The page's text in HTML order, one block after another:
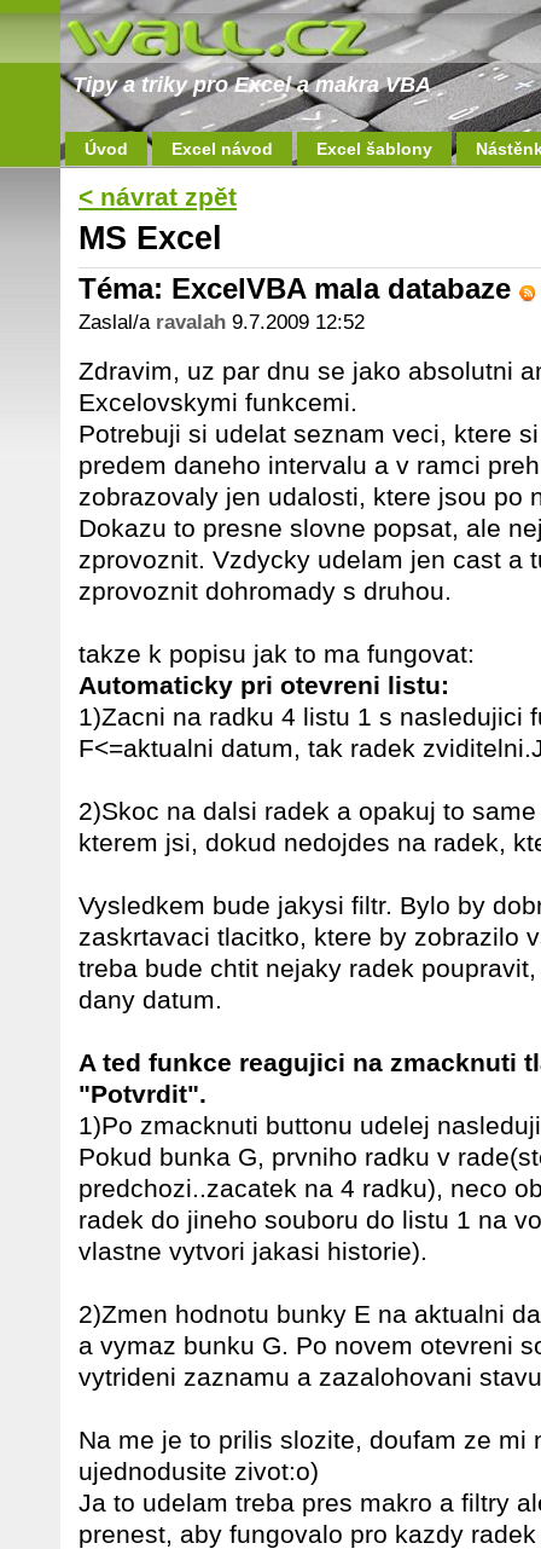
Tipy a triky pro Excel a makra VBA
Úvod Excel návod Excel šablony
< návrat zpět
MS Excel
Téma: ExcelVBA mala databaze
Zaslal/a ravalah 9.7.2009 12:52
Zdravim, uz par dnu se jako absolutni
Excelovskymi funkcemi.
Potrebuji si udelat seznam veci, ktere
predem daneho intervalu a v ramci
zobrazovaly jen udalosti, ktere jsou po
Dokazu to presne slovne popsat, ale
zprovoznit. Vzdycky udelam jen cast a
zprovoznit dohromady s druhou.
takze k popisu jak to ma fungovat:
Automaticky pri otevreni listu:
1)Zacni na radku 4 listu 1 s nasledujici
F<=aktualni datum, tak radek
2)Skoc na dalsi radek a opakuj to
kterem jsi, dokud nedojdes na radek,
Vysledkem bude jakysi filtr. Bylo by
zaskrtavaci tlacitko, ktere by zobrazilo
treba bude chtit nejaky radek
dany datum.
A ted funkce reagujici na zmacknuti
"Potvrdit".
1)Po zmacknuti buttonu udelej
Pokud bunka G, prvniho radku v
predchozi..zacatek na 4 radku), neco
radek do jineho souboru do listu 1 na
vlastne vytvori jakasi historie).
2)Zmen hodnotu bunky E na aktualni
a vymaz bunku G. Po novem otevreni
vytrideni zaznamu a zazalohovani
Na me je to prilis slozite, doufam ze mi
ujednodusite zivot:o)
Ja to udelam treba pres makro a filtry
prenest, aby fungovalo pro kazdy